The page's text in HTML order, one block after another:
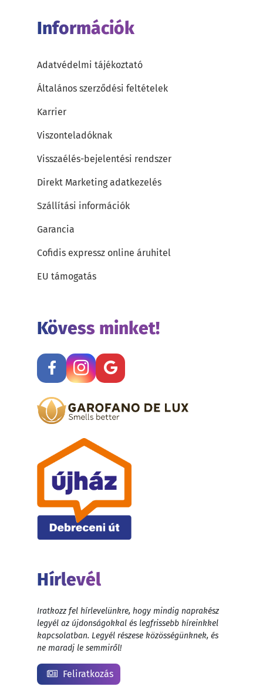
Információk
Adatvédelmi tájékoztató
Általános szerződési feltételek
Karrier
Viszonteladóknak
Visszaélés-bejelentési rendszer
Direkt Marketing adatkezelés
Szállítási információk
Garancia
Cofidis expressz online áruhitel
EU támogatás
Kövess minket!
Hírlevél
Iratkozz fel hírlevelünkre, hogy mindig naprakész
legyél az újdonságokkal és legfrissebb híreinkkel
kapcsolatban. Legyél részese közösségünknek, és
ne maradj le semmiről!
Feliratkozás